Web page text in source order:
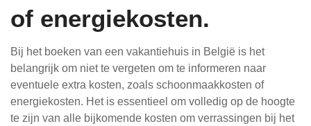
of energiekosten.
Bij het boeken van een vakantiehuis in België is het
belangrijk om niet te vergeten om te informeren naar
eventuele extra kosten, zoals schoonmaakkosten of
energiekosten. Het is essentieel om volledig op de hoogte
te zijn van alle bijkomende kosten om verrassingen bij het